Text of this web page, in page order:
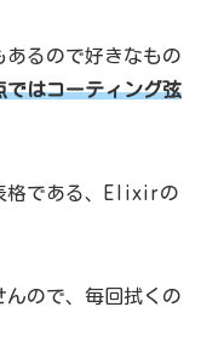
あるので好きなもの
ではコーティング弦
格である、Elixirの
ので、毎回拭くの